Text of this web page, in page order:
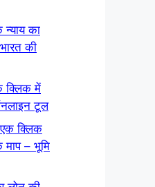
न्याय का
की
क्लिक में
टूल
क्लिक
माप – भूमि